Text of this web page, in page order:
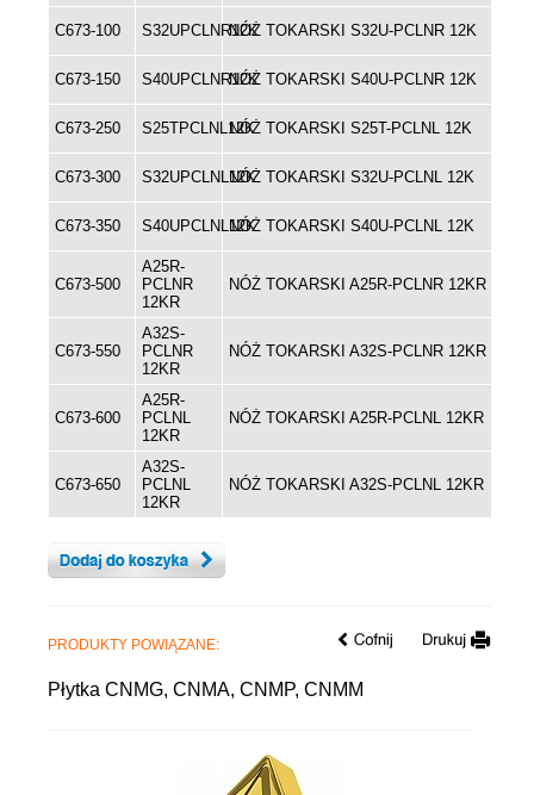
C673-100 S32UPCLNR12KNÓŻ TOKARSKI S32U-PCLNR 12K
C673-150 S40UPCLNR12KNÓŻ TOKARSKI S40U-PCLNR 12K
C673-250 S25TPCLNL12KNÓŻ TOKARSKI S25T-PCLNL 12K
C673-300 S32UPCLNL12KNÓŻ TOKARSKI S32U-PCLNL 12K
C673-350 S40UPCLNL12KNÓŻ TOKARSKI S40U-PCLNL 12K
C673-500
A25R-
PCLNR
12KR
NÓŻ TOKARSKI A25R-PCLNR 12KR
C673-550
A32S-
PCLNR
12KR
NÓŻ TOKARSKI A32S-PCLNR 12KR
C673-600
A25R-
PCLNL
12KR
NÓŻ TOKARSKI A25R-PCLNL 12KR
C673-650
A32S-
PCLNL
12KR
NÓŻ TOKARSKI A32S-PCLNL 12KR
PRODUKTY POWIĄZANE:
Płytka CNMG, CNMA, CNMP, CNMM